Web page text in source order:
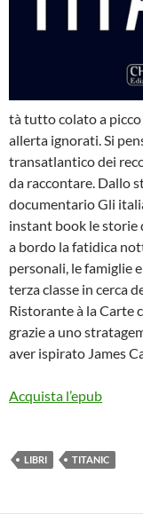
tà tutto colato a picco
allerta ignorati. Si
transatlantico dei
da raccontare. Dallo
documentario Gli
instant book le storie
a bordo la fatidica
personali, le famiglie
terza classe in cerca
Ristorante à la Carte
grazie a uno
aver ispirato James
Acquista l’epub
LIBRI TITANIC